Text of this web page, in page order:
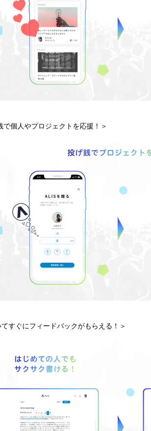
で個人やプロジェクトを応援！＞
てすぐにフィードバックがもらえる！＞